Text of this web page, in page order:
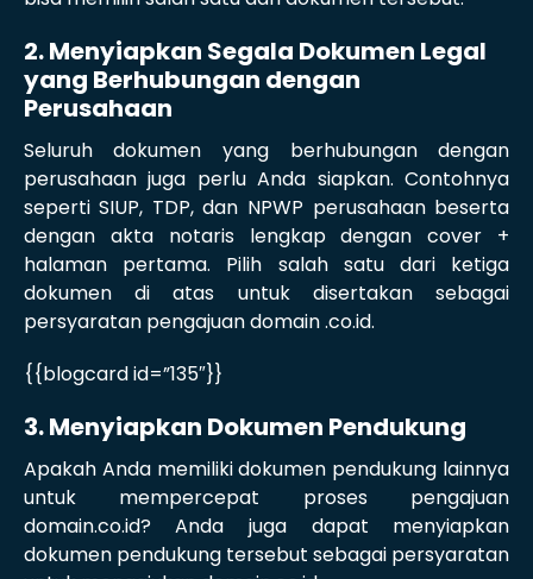
2. Menyiapkan Segala Dokumen Legal
yang Berhubungan dengan
Perusahaan
Seluruh dokumen yang berhubungan dengan
perusahaan juga perlu Anda siapkan. Contohnya
seperti SIUP, TDP, dan NPWP perusahaan beserta
dengan akta notaris lengkap dengan cover +
halaman pertama. Pilih salah satu dari ketiga
dokumen di atas untuk disertakan sebagai
persyaratan pengajuan domain .co.id.
{{blogcard id=”135″}}
3. Menyiapkan Dokumen Pendukung
Apakah Anda memiliki dokumen pendukung lainnya
untuk mempercepat proses pengajuan
domain.co.id? Anda juga dapat menyiapkan
dokumen pendukung tersebut sebagai persyaratan